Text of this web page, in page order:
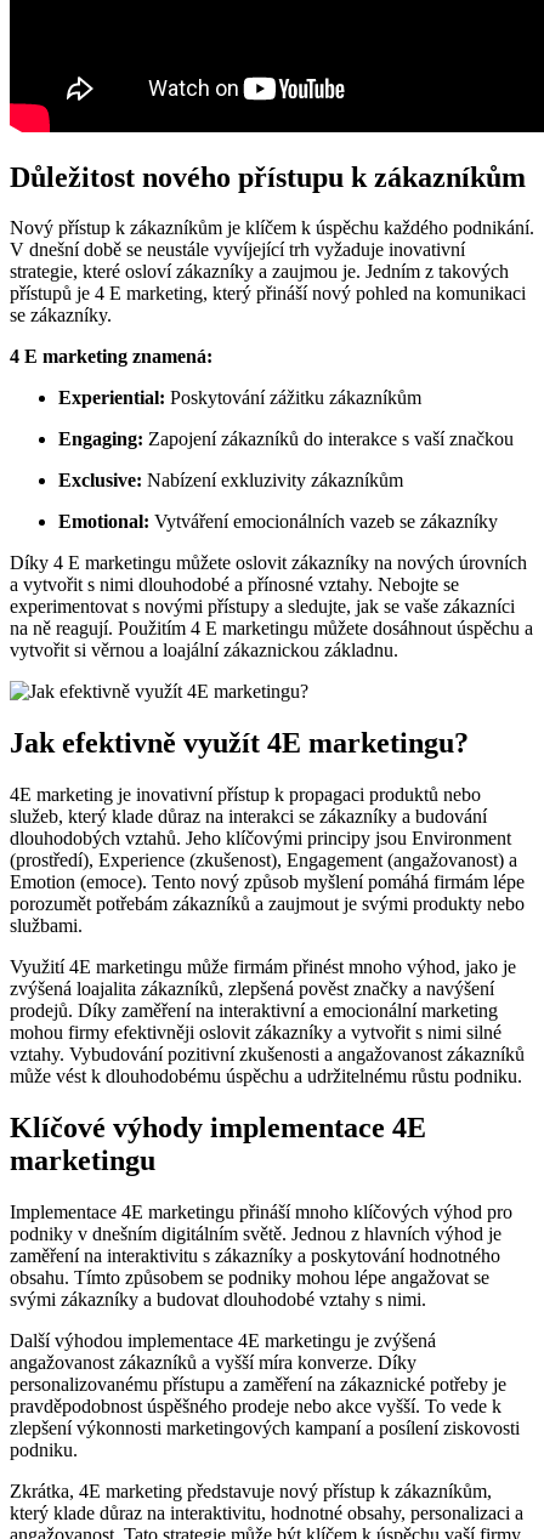
Důležitost nového přístupu k zákazníkům
Nový přístup k zákazníkům je klíčem k úspěchu každého podnikání.
V dnešní době se neustále vyvíjející trh vyžaduje inovativní
strategie, které osloví zákazníky a zaujmou je. Jedním z takových
přístupů je 4 E marketing, který přináší nový pohled na komunikaci
se zákazníky.
4 E marketing znamená:
Experiential: Poskytování zážitku zákazníkům
Engaging: Zapojení zákazníků do interakce s vaší značkou
Exclusive: Nabízení exkluzivity zákazníkům
Emotional: Vytváření emocionálních vazeb se zákazníky
Díky 4 E marketingu můžete oslovit zákazníky na nových úrovních
a vytvořit s nimi dlouhodobé a přínosné vztahy. Nebojte se
experimentovat s novými přístupy a sledujte, jak se vaše zákazníci
na ně reagují. Použitím 4 E marketingu můžete dosáhnout úspěchu a
vytvořit si věrnou a loajální zákaznickou základnu.
Jak efektivně využít 4E marketingu?
4E marketing je inovativní přístup k propagaci produktů nebo
služeb, který klade důraz na interakci se zákazníky a budování
dlouhodobých vztahů. Jeho klíčovými principy jsou Environment
(prostředí), Experience (zkušenost), Engagement (angažovanost) a
Emotion (emoce). Tento nový způsob myšlení pomáhá firmám lépe
porozumět potřebám zákazníků a zaujmout je svými produkty nebo
službami.
Využití 4E marketingu může firmám přinést mnoho výhod, jako je
zvýšená loajalita zákazníků, zlepšená pověst značky a navýšení
prodejů. Díky zaměření na interaktivní a emocionální marketing
mohou firmy efektivněji oslovit zákazníky a vytvořit s nimi silné
vztahy. Vybudování pozitivní zkušenosti a angažovanost zákazníků
může vést k dlouhodobému úspěchu a udržitelnému růstu podniku.
Klíčové výhody implementace 4E
marketingu
Implementace 4E marketingu přináší mnoho klíčových výhod pro
podniky v dnešním digitálním světě. Jednou z hlavních výhod je
zaměření na interaktivitu s zákazníky a poskytování hodnotného
obsahu. Tímto způsobem se podniky mohou lépe angažovat se
svými zákazníky a budovat dlouhodobé vztahy s nimi.
Další výhodou implementace 4E marketingu je zvýšená
angažovanost zákazníků a vyšší míra konverze. Díky
personalizovanému přístupu a zaměření na zákaznické potřeby je
pravděpodobnost úspěšného prodeje nebo akce vyšší. To vede k
zlepšení výkonnosti marketingových kampaní a posílení ziskovosti
podniku.
Zkrátka, 4E marketing představuje nový přístup k zákazníkům,
který klade důraz na interaktivitu, hodnotné obsahy, personalizaci a
angažovanost. Tato strategie může být klíčem k úspěchu vaší firmy